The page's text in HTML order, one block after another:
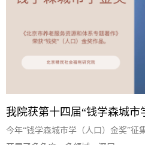
我院获第十四届“钱学森城市
今年“钱学森城市学（人口）金奖”征